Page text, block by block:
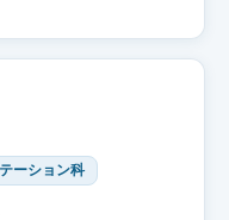
ーション科